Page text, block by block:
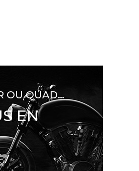
OU QUAD…
EN